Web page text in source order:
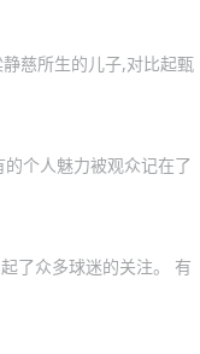
慈所生的儿子,对比起甄
个人魅力被观众记在了
了众多球迷的关注。 有